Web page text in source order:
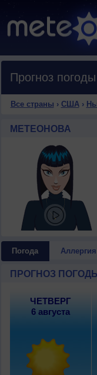
Прогноз
Все страны › США›
МЕТЕОНОВА
Погода Аллергия
ПРОГНОЗ ПОГОДЫ
ЧЕТВЕРГ
6 августа